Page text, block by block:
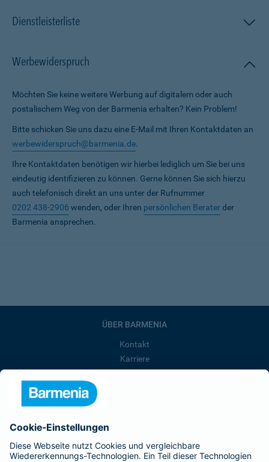
Dienstleisterliste
Werbewiderspruch
Möchten Sie keine weitere Werbung auf digitalem oder auch
postalischem Weg von der Barmenia erhalten? Kein Problem!
Bitte schicken Sie uns dazu eine E-Mail mit Ihren Kontaktdaten an
werbewiderspruch@barmenia.de.
Ihre Kontaktdaten benötigen wir hierbei lediglich um Sie bei uns
eindeutig identifizieren zu können. Gerne können Sie sich hierzu
auch telefonisch direkt an uns unter der Rufnummer
0202 438-2906 wenden, oder Ihren persönlichen Beraterder
Barmenia ansprechen.
ÜBER BARMENIA
Kontakt
Karriere
Barmenia ist Teil der BarmeniaGothaer
BELIEBTE SEITEN